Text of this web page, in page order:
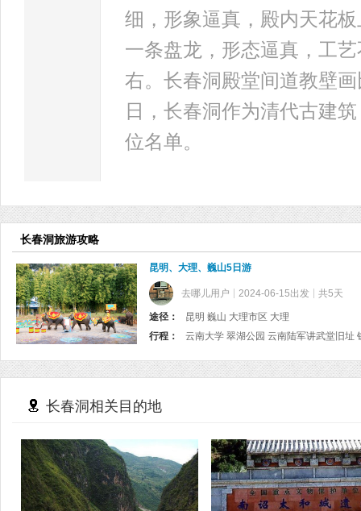
细，形象逼真，殿内天花
一条盘龙，形态逼真，工
右。长春洞殿堂间道教壁
日，长春洞作为清代古建
位名单。
长春洞旅游攻略
昆明、大理、巍山5日游
去哪儿用户 2024-06-15出发 共5天
途径：
昆明 巍山 大理市区 大理
行程：
长春洞相关目的地